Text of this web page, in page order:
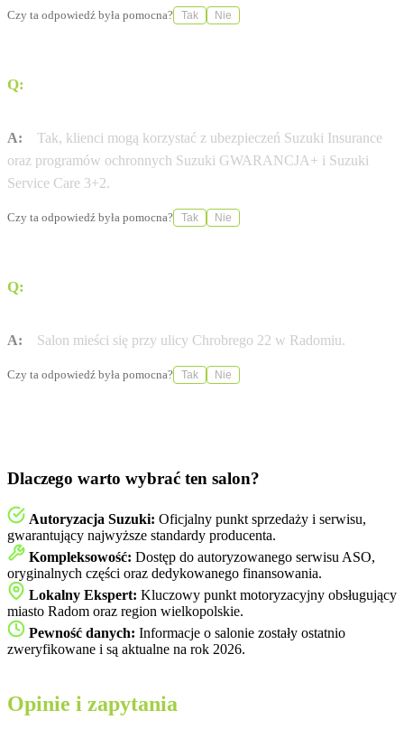
Czy ta odpowiedź była pomocna? Tak Nie
Q:
A:
Tak, klienci mogą korzystać z ubezpieczeń Suzuki Insurance
oraz programów ochronnych Suzuki GWARANCJA+ i Suzuki
Service Care 3+2.
Czy ta odpowiedź była pomocna? Tak Nie
Q:
A: Salon mieści się przy ulicy Chrobrego 22 w Radomiu.
Czy ta odpowiedź była pomocna? Tak Nie
Dlaczego warto wybrać ten salon?
Autoryzacja Suzuki: Oficjalny punkt sprzedaży i serwisu,
gwarantujący najwyższe standardy producenta.
Kompleksowość: Dostęp do autoryzowanego serwisu ASO,
oryginalnych części oraz dedykowanego finansowania.
Lokalny Ekspert: Kluczowy punkt motoryzacyjny obsługujący
miasto Radom oraz region wielkopolskie.
Pewność danych: Informacje o salonie zostały ostatnio
zweryfikowane i są aktualne na rok 2026.
Opinie i zapytania